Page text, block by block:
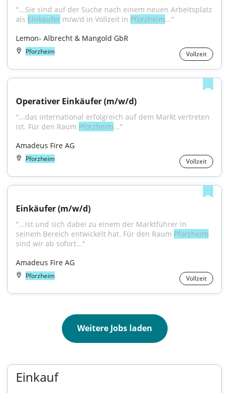
"...Sie sind auf der Suche nach einem neuen Arbeitsplatz
als Einkäufer m/w/d in Vollzeit in Pforzheim..."
Lemon- Albrecht & Mangold GbR
Pforzheim Vollzeit
Operativer Einkäufer (m/w/d)
"...das international erfolgreich auf dem Markt vertreten
ist. Für den Raum Pforzheim..."
Amadeus Fire AG
Pforzheim Vollzeit
Einkäufer (m/w/d)
"...ist und sich dabei zu einem der Marktführer in
seinem Bereich entwickelt hat. Für den Raum Pforzheim
sind wir ab sofort..."
Amadeus Fire AG
Pforzheim Vollzeit
Weitere Jobs laden
Einkauf